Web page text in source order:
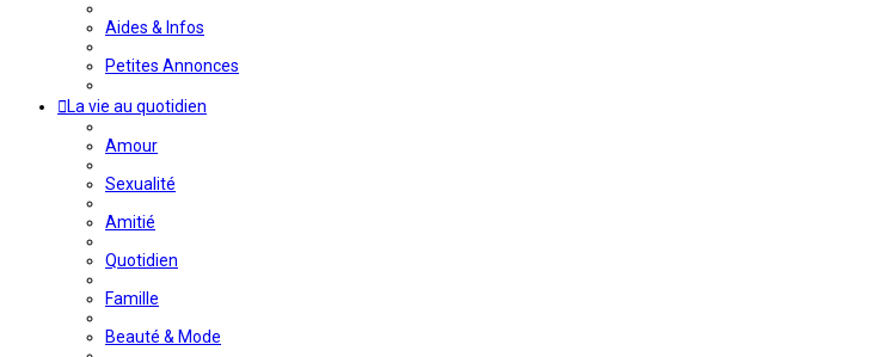
Aides & Infos
Petites Annonces
La vie au quotidien
Amour
Sexualité
Amitié
Quotidien
Famille
Beauté & Mode